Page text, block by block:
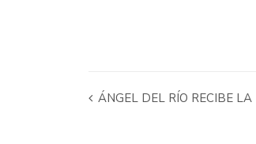
ÁNGEL DEL RÍO RECIBE